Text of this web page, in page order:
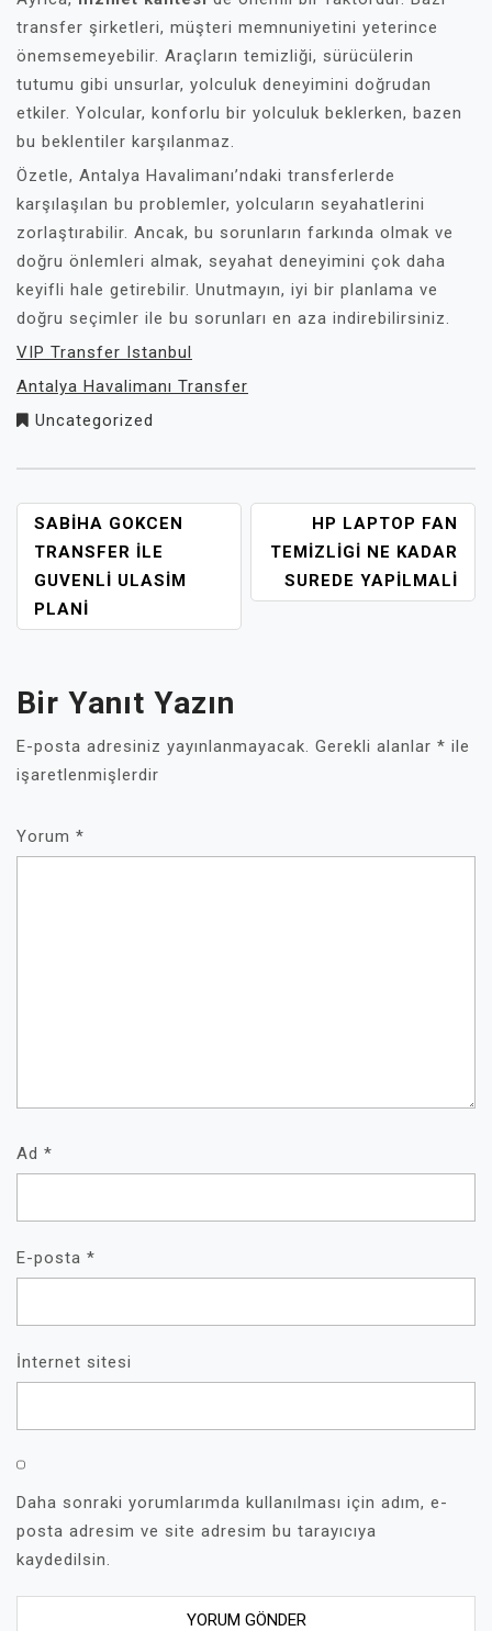
transfer şirketleri, müşteri memnuniyetini yeterince
önemsemeyebilir. Araçların temizliği, sürücülerin
tutumu gibi unsurlar, yolculuk deneyimini doğrudan
etkiler. Yolcular, konforlu bir yolculuk beklerken, bazen
bu beklentiler karşılanmaz.
Özetle, Antalya Havalimanı’ndaki transferlerde
karşılaşılan bu problemler, yolcuların seyahatlerini
zorlaştırabilir. Ancak, bu sorunların farkında olmak ve
doğru önlemleri almak, seyahat deneyimini çok daha
keyifli hale getirebilir. Unutmayın, iyi bir planlama ve
doğru seçimler ile bu sorunları en aza indirebilirsiniz.
VIP Transfer Istanbul
Antalya Havalimanı Transfer
Uncategorized
YAZI
GEZINMESI
SABIHA GOKCEN
TRANSFER İLE
GUVENLI ULASIM
PLANI
HP LAPTOP FAN
TEMIZLIGI NE KADAR
SUREDE YAPILMALI
Bir Yanıt Yazın
E-posta adresiniz yayınlanmayacak. Gerekli alanlar * ile
işaretlenmişlerdir
Yorum *
Ad *
E-posta *
İnternet sitesi
Daha sonraki yorumlarımda kullanılması için adım, e-
posta adresim ve site adresim bu tarayıcıya
kaydedilsin.